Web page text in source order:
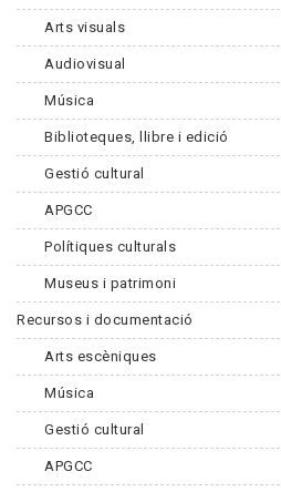
Arts visuals
Audiovisual
Música
Biblioteques, llibre i edició
Gestió cultural
APGCC
Polítiques culturals
Museus i patrimoni
Recursos i documentació
Arts escèniques
Música
Gestió cultural
APGCC